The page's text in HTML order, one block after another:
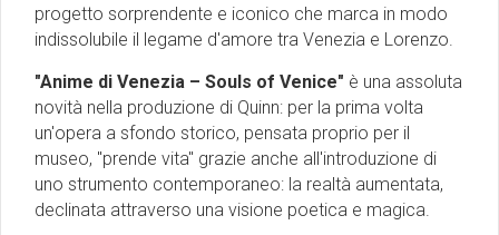
progetto sorprendente e iconico che marca in modo
indissolubile il legame d'amore tra Venezia e Lorenzo.
"Anime di Venezia – Souls of Venice" è una assoluta
novità nella produzione di Quinn: per la prima volta
un'opera a sfondo storico, pensata proprio per il
museo, "prende vita" grazie anche all'introduzione di
uno strumento contemporaneo: la realtà aumentata,
declinata attraverso una visione poetica e magica.